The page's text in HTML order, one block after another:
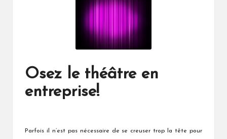
Osez le théâtre en
entreprise!
Parfois il n’est pas nécessaire de se creuser trop la tête pour